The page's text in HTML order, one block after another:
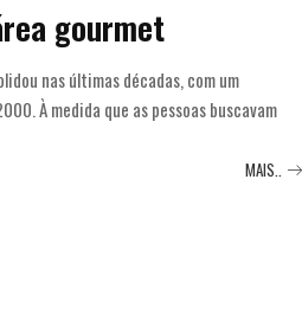
gourmet
nas últimas décadas, com um
À medida que as pessoas buscavam
MAIS..